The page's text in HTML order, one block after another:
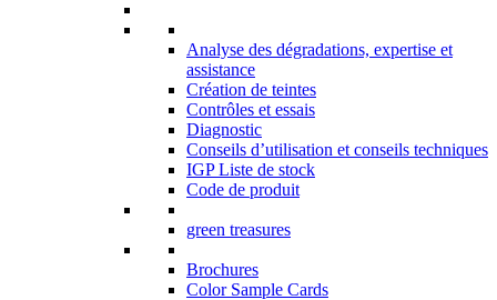
Analyse des dégradations, expertise et
assistance
Création de teintes
Contrôles et essais
Diagnostic
Conseils d’utilisation et conseils techniques
IGP Liste de stock
Code de produit
green treasures
Brochures
Color Sample Cards